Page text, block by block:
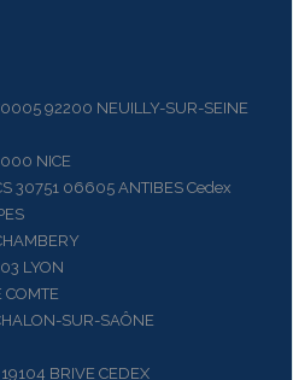
92200 NEUILLY-SUR-SEINE
NICE
06605 ANTIBES Cedex
LYON
COMTE
SUR-SAÔNE
BRIVE CEDEX